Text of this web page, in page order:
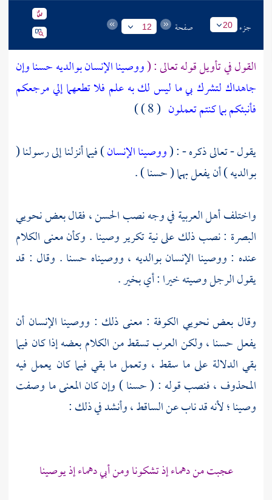
جزء 20 صفحة 12
القول في تأويل قوله تعالى : (ووصينا الإنسان بوالديه حسنا وإن
جاهداك لتشرك بي ما ليس لك به علم فلا تطعهما إلي مرجعكم
فأنبئكم بما كنتم تعملون ( 8 ) )
يقول - تعالى ذكره - : (ووصينا الإنسان) فيما أنزلنا إلى رسولنا (
بوالديه ) أن يفعل بهما ( حسنا ) .
واختلف أهل العربية في وجه نصب الحسن ، فقال بعض نحويي
البصرة : نصب ذلك على نية تكرير وصينا . وكأن معنى الكلام
عنده : ووصينا الإنسان بوالديه ، ووصيناه حسنا . وقال : قد
يقول الرجل وصيته خيرا : أي بخير .
وقال بعض نحويي الكوفة : معنى ذلك : ووصينا الإنسان أن
يفعل حسنا ، ولكن العرب تسقط من الكلام بعضه إذا كان فيما
بقي الدلالة على ما سقط ، وتعمل ما بقي فيما كان يعمل فيه
المحذوف ، فنصب قوله : ( حسنا ) وإن كان المعنى ما وصفت
وصينا ؛ لأنه قد ناب عن الساقط ، وأنشد في ذلك :
عجبت من دهماء إذ تشكونا ومن أبي دهماء إذ يوصينا